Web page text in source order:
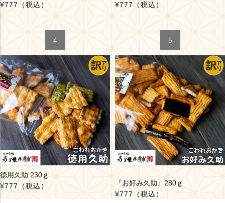
¥777
（税込）
¥777
（税込）
徳用久助 230ｇ
¥777
（税込）
『お好み久助』280ｇ
¥777
（税込）